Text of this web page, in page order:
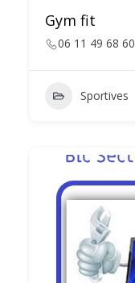
Gym fit
06 11 49 68 60
Sportives